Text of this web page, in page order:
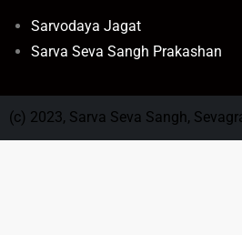
Sarvodaya Jagat
Sarva Seva Sangh Prakashan
(c) 2023, Sarva Seva Sangh,